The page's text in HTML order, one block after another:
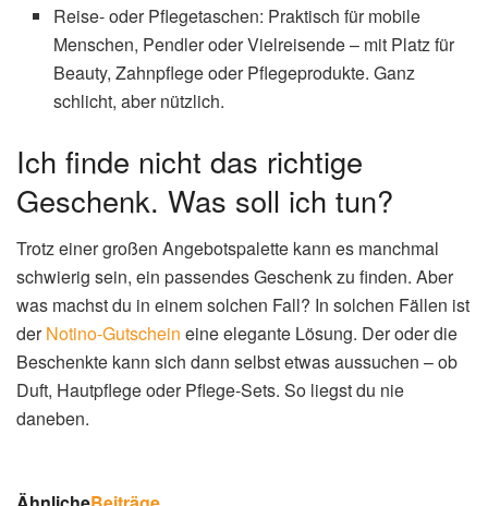
Reise- oder Pflegetaschen: Praktisch für mobile
Menschen, Pendler oder Vielreisende – mit Platz für
Beauty, Zahnpflege oder Pflegeprodukte. Ganz
schlicht, aber nützlich.
Ich finde nicht das richtige
Geschenk. Was soll ich tun?
Trotz einer großen Angebotspalette kann es manchmal
schwierig sein, ein passendes Geschenk zu finden. Aber
was machst du in einem solchen Fall? In solchen Fällen ist
derNotino-Gutschein eine elegante Lösung. Der oder die
Beschenkte kann sich dann selbst etwas aussuchen – ob
Duft, Hautpflege oder Pflege-Sets. So liegst du nie
daneben.